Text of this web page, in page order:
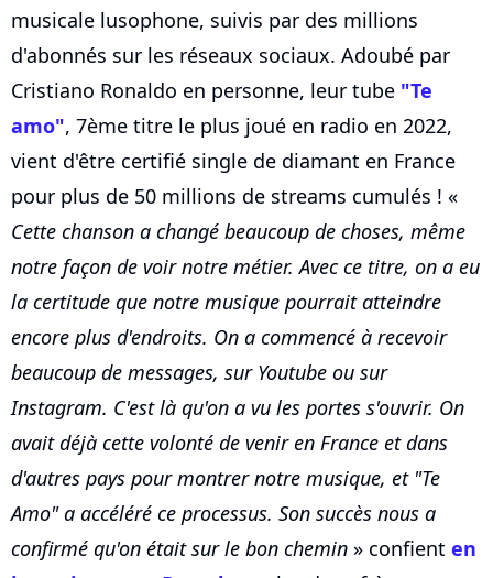
musicale lusophone, suivis par des millions
d'abonnés sur les réseaux sociaux. Adoubé par
Cristiano Ronaldo en personne, leur tube "Te
amo", 7ème titre le plus joué en radio en 2022,
vient d'être certifié single de diamant en France
pour plus de 50 millions de streams cumulés ! «
Cette chanson a changé beaucoup de choses, même
notre façon de voir notre métier. Avec ce titre, on a eu
la certitude que notre musique pourrait atteindre
encore plus d'endroits. On a commencé à recevoir
beaucoup de messages, sur Youtube ou sur
Instagram. C'est là qu'on a vu les portes s'ouvrir. On
avait déjà cette volonté de venir en France et dans
d'autres pays pour montrer notre musique, et "Te
Amo" a accéléré ce processus. Son succès nous a
confirmé qu'on était sur le bon chemin » confient en